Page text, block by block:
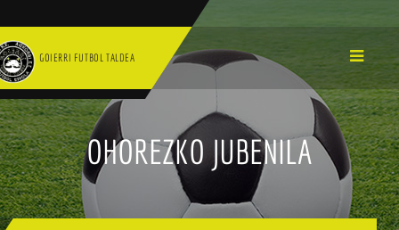
GOIERRI FUTBOL TALDEA
OHOREZKO JUBENILA